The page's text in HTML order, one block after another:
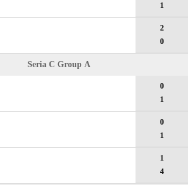
1
2
0
Seria C Group А
0
1
0
1
1
4